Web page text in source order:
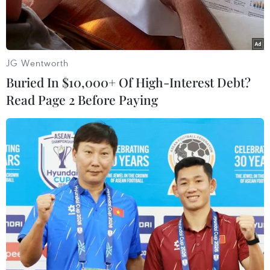
(Nguồn: DPA)
Kaspersky Lab vừa phát hiện ra một chương
trình độc hại chưa từng thấy trước đây có thể
tấn công iPhone.
Mục tiêu của loại virus này là đánh cắp dữ liệu
từ ảnh bằng cách sử dụng WannaCry post và
OCR.
JG Wentworth
Buried In $10,000+ Of High-Interest Debt?
Read Page 2 Before Paying